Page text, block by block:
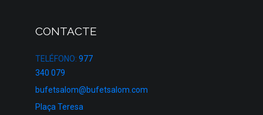
CONTACTE
TELÉFONO: 977
340 079
bufetsalom@bufetsalom.com
Plaça Teresa